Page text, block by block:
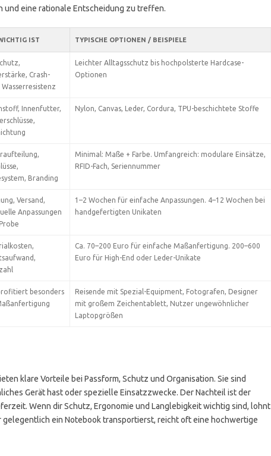
eine rationale Entscheidung zu treffen.
IST TYPISCHE OPTIONEN / BEISPIELE
Crash-
Wasserresistenz
Leichter Alltagsschutz bis hochpolsterte Hardcase-
Optionen
Innenfutter,
Nylon, Canvas, Leder, Cordura, TPU-beschichtete Stoffe
Branding
Minimal: Maße + Farbe. Umfangreich: modulare Einsätze,
RFID-Fach, Seriennummer
Versand,
Anpassungen
1–2 Wochen für einfache Anpassungen. 4–12 Wochen bei
handgefertigten Unikaten
Ca. 70–200 Euro für einfache Maßanfertigung. 200–600
Euro für High-End oder Leder-Unikate
besonders
Reisende mit Spezial-Equipment, Fotografen, Designer
mit großem Zeichentablett, Nutzer ungewöhnlicher
Laptopgrößen
klare Vorteile bei Passform, Schutz und Organisation. Sie sind
Gerät hast oder spezielle Einsatzzwecke. Der Nachteil ist der
Wenn dir Schutz, Ergonomie und Langlebigkeit wichtig sind, lohnt
gelegentlich ein Notebook transportierst, reicht oft eine hochwertige